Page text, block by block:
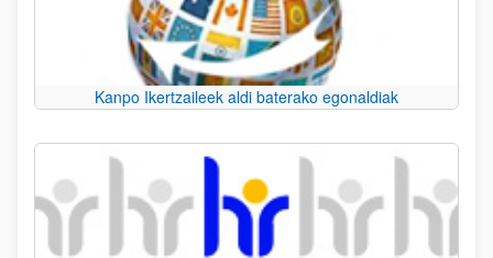
Kanpo Ikertzaileek aldi baterako egonaldiak